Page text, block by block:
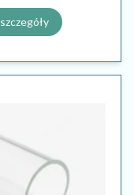
szczegóły